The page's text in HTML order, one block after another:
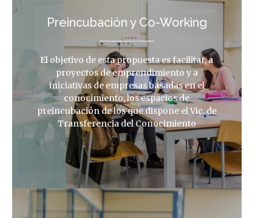
Preincubación y Co-Working
El objetivo de esta propuesta es facilitar, a
proyectos de emprendimiento y a
iniciativas de empresas basadas en el
conocimiento, los espacios de
preincubación de los que dispone el Vic. de
Transferencia del Conocimiento